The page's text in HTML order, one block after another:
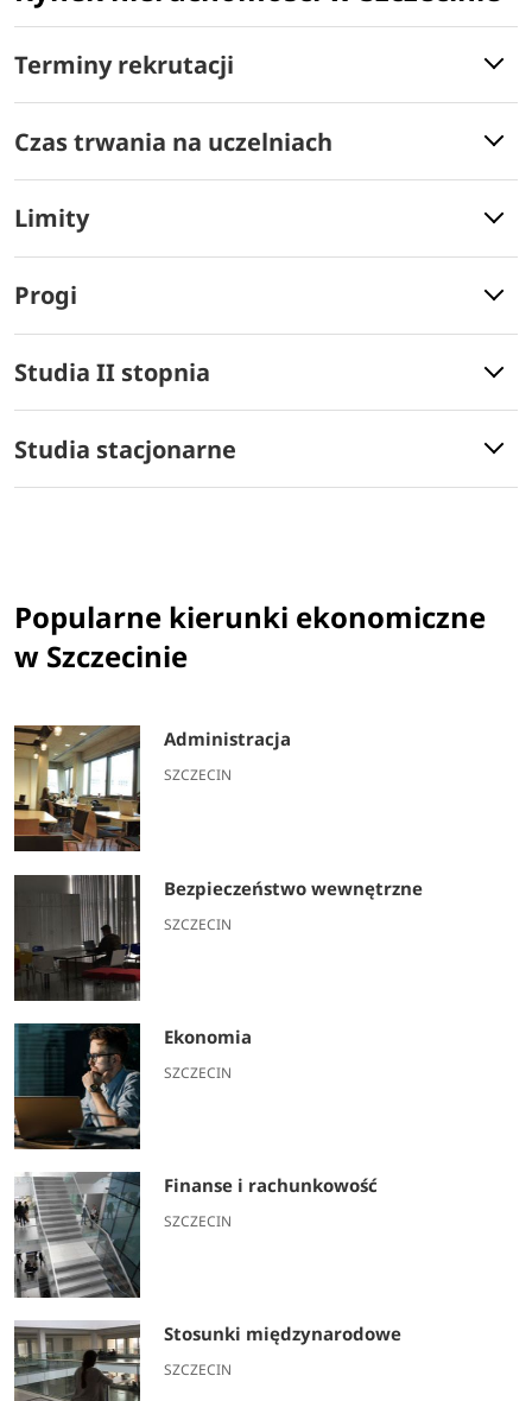
Terminy rekrutacji
Czas trwania na uczelniach
Limity
Progi
Studia II stopnia
Studia stacjonarne
Popularne kierunki ekonomiczne
w Szczecinie
Administracja
SZCZECIN
Bezpieczeństwo wewnętrzne
SZCZECIN
Ekonomia
SZCZECIN
Finanse i rachunkowość
SZCZECIN
Stosunki międzynarodowe
SZCZECIN